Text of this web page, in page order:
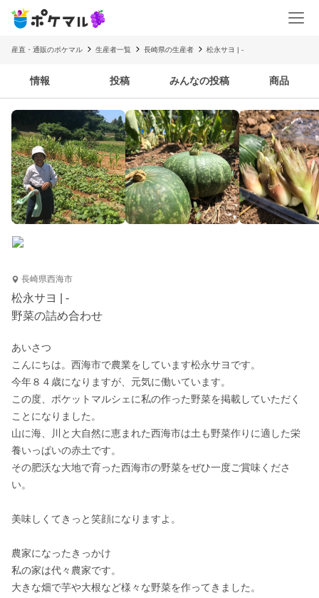
産直・通販のポケマル 生産者一覧 長崎県の生産者 松永サヨ | -
情報 投稿 みんなの投稿 商品
長崎県西海市
松永サヨ | -
野菜の詰め合わせ
あいさつ
こんにちは。西海市で農業をしています松永サヨです。
今年８４歳になりますが、元気に働いています。
この度、ポケットマルシェに私の作った野菜を掲載していただく
ことになりました。
山に海、川と大自然に恵まれた西海市は土も野菜作りに適した栄
養いっぱいの赤土です。
その肥沃な大地で育った西海市の野菜をぜひ一度ご賞味くださ
い。
美味しくてきっと笑顔になりますよ。
農家になったきっかけ
私の家は代々農家です。
大きな畑で芋や大根など様々な野菜を作ってきました。